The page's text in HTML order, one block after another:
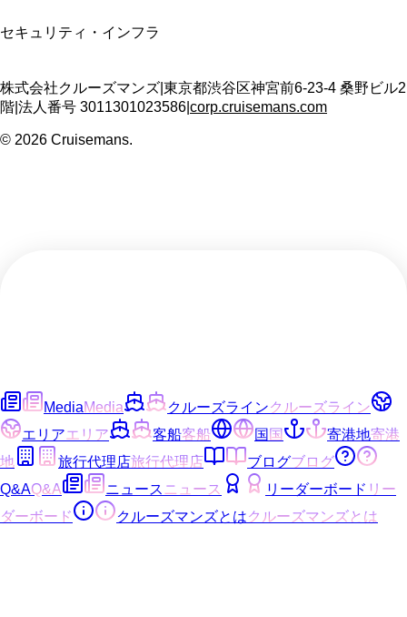
セキュリティ・インフラ
株式会社クルーズマンズ 東京都渋谷区神宮前6-23-4 桑野ビル2
階 法人番号 3011301023586 corp.cruisemans.com
© 2026 Cruisemans.
MediaMedia クルーズラインクルーズライン
エリアエリア 客船客船 国 国 寄港地寄港
地
旅行代理店旅行代理店 ブログブログ
Q&AQ&A ニュースニュース リーダーボード リー
ダーボード
クルーズマンズとはクルーズマンズとは